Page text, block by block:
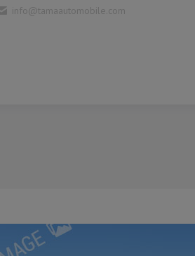
info@tamaautomobile.com